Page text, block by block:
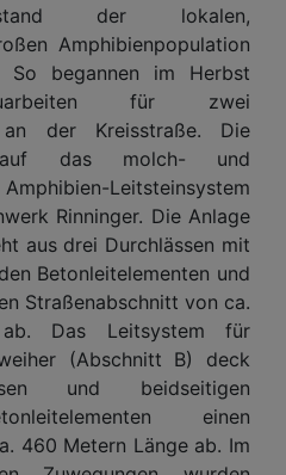
der lokalen,
Amphibienpopulation
So begannen im Herbst
für zwei
an der Kreisstraße. Die
auf das molch- und
Leitsteinsystem
Rinninger. Die Anlage
aus drei Durchlässen mit
Betonleitelementen und
Straßenabschnitt von ca.
Das Leitsystem für
(Abschnitt B) deck
und beidseitigen
einen
460 Metern Länge ab. Im